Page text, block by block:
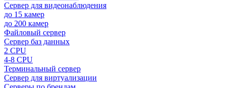
Сервер для видеонаблюдения
до 15 камер
до 200 камер
Файловый сервер
Сервер баз данных
2 CPU
4-8 CPU
Терминальный сервер
Сервер для виртуализации